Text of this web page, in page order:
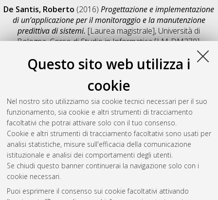
Questo sito web utilizza i
cookie
Nel nostro sito utilizziamo sia cookie tecnici necessari per il suo
funzionamento, sia cookie e altri strumenti di tracciamento
facoltativi che potrai attivare solo con il tuo consenso.
Cookie e altri strumenti di tracciamento facoltativi sono usati per
analisi statistiche, misure sull'efficacia della comunicazione
istituzionale e analisi dei comportamenti degli utenti.
Se chiudi questo banner continuerai la navigazione solo con i
cookie necessari.
Puoi esprimere il consenso sui cookie facoltativi attivando
De Santis, Roberto (2016)Progettazione e implementazione
di un’applicazione per il monitoraggio e la manutenzione
predittiva di sistemi. [Laurea magistrale], Università di
Bologna, Corso di Studio inInformatica [LM-DM270],
Salva citazione
Condividi
Il full-text non è disponibile per scelta dell'autore. (
Abstract
Altri metadati
Gestione del documento:
Atom